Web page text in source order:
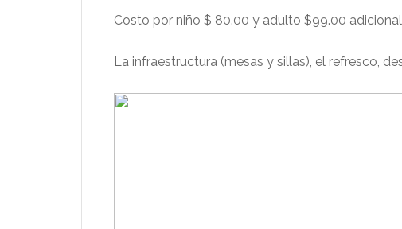
Costo por niño $ 80.00 y adulto $99.00
La infraestructura (mesas y sillas), el refresco,